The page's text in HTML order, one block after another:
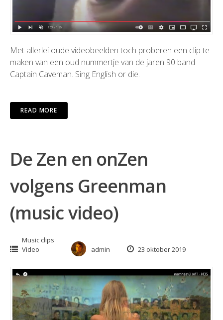
Met allerlei oude videobeelden toch proberen een clip te
maken van een oud nummertje van de jaren 90 band
Captain Caveman. Sing English or die.
READ MORE
De Zen en onZen
volgens Greenman
(music video)
Music clips
Video
admin 23 oktober 2019